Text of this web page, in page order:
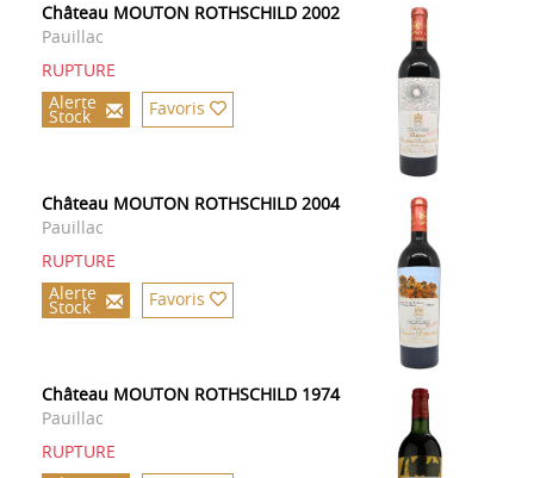
Château MOUTON ROTHSCHILD 2002
Pauillac
RUPTURE
Alerte
Stock Favoris
Château MOUTON ROTHSCHILD 2004
Pauillac
RUPTURE
Alerte
Stock Favoris
Château MOUTON ROTHSCHILD 1974
Pauillac
RUPTURE